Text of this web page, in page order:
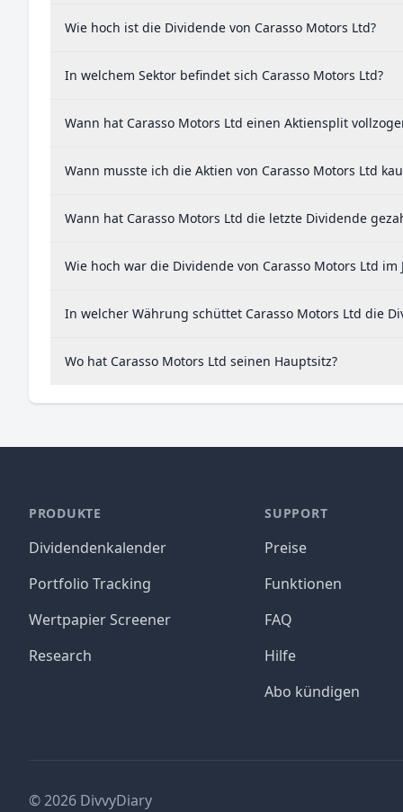
Wie hoch ist die Dividende von Carasso Motors Ltd?
In welchem Sektor befindet sich Carasso Motors Ltd?
Wann hat Carasso Motors Ltd einen Aktiensplit
Wann musste ich die Aktien von Carasso Motors Ltd
Wann hat Carasso Motors Ltd die letzte Dividende
Wie hoch war die Dividende von Carasso Motors Ltd im
In welcher Währung schüttet Carasso Motors Ltd die
Wo hat Carasso Motors Ltd seinen Hauptsitz?
PRODUKTE
Dividendenkalender
Portfolio Tracking
Wertpapier Screener
Research
SUPPORT
Preise
Funktionen
FAQ
Hilfe
Abo kündigen
©2026 DivvyDiary